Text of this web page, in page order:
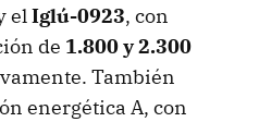
elIglú-0923, con
de 1.800 y 2.300
También
energética A, con